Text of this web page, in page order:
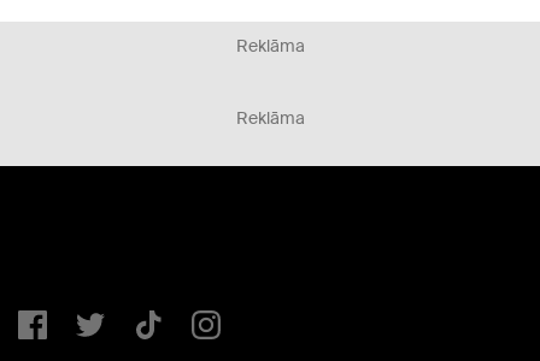
Reklāma
Reklāma